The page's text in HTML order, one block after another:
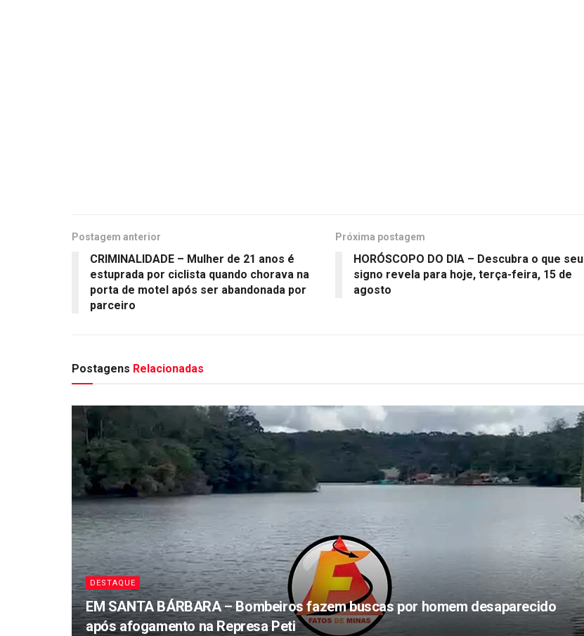
Postagem anterior
CRIMINALIDADE – Mulher de 21 anos é
estuprada por ciclista quando chorava na
porta de motel após ser abandonada por
parceiro
Próxima postagem
HORÓSCOPO DO DIA – Descubra o que seu
signo revela para hoje, terça-feira, 15 de
agosto
Postagens Relacionadas
DESTAQUE
EM SANTA BÁRBARA – Bombeiros fazem buscas por homem desaparecido
após afogamento na Represa Peti